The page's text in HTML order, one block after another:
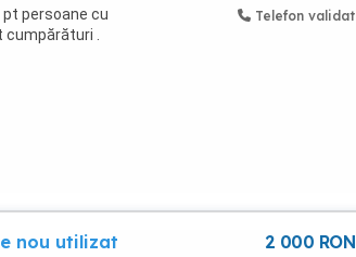
persoane cu
.
Telefon validat
nou utilizat
2 000 RON